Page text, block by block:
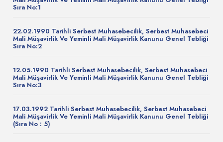
Sıra No:1
22.02.1990 Tarihli Serbest Muhasebecilik, Serbest Muhasebeci
Mali Müşavirlik Ve Yeminli Mali Müşavirlik Kanunu Genel Tebliği
Sıra No:2
12.05.1990 Tarihli Serbest Muhasebecilik, Serbest Muhasebeci
Mali Müşavirlik Ve Yeminli Mali Müşavirlik Kanunu Genel Tebliği
Sıra No:3
17.03.1992 Tarihli Serbest Muhasebecilik, Serbest Muhasebeci
Mali Müşavirlik Ve Yeminli Mali Müşavirlik Kanunu Genel Tebliği
(Sıra No : 5)